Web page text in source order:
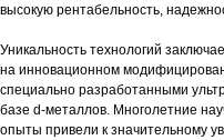
высокую рентабельность,
Уникальность технологий
на инновационном
специально разработанными
базе d-металлов. Многолетние
опыты привели к значительному